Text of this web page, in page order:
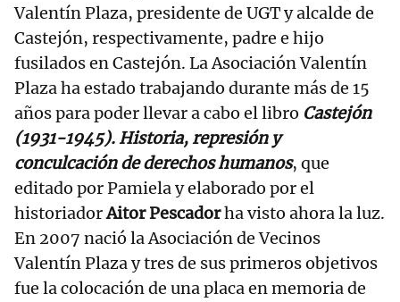
Valentín Plaza, presidente de UGT y alcalde de
Castejón, respectivamente, padre e hijo
fusilados en Castejón. La Asociación Valentín
Plaza ha estado trabajando durante más de 15
años para poder llevar a cabo el libro Castejón
(1931-1945). Historia, represión y
conculcación de derechos humanos, que
editado por Pamiela y elaborado por el
historiadorAitor Pescadorha visto ahora la luz.
En 2007 nació la Asociación de Vecinos
Valentín Plaza y tres de sus primeros objetivos
fue la colocación de una placa en memoria de